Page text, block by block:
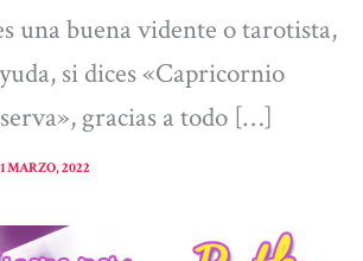
una buena vidente o tarotista,
si dices «Capricornio
gracias a todo […]
MARZO, 2022